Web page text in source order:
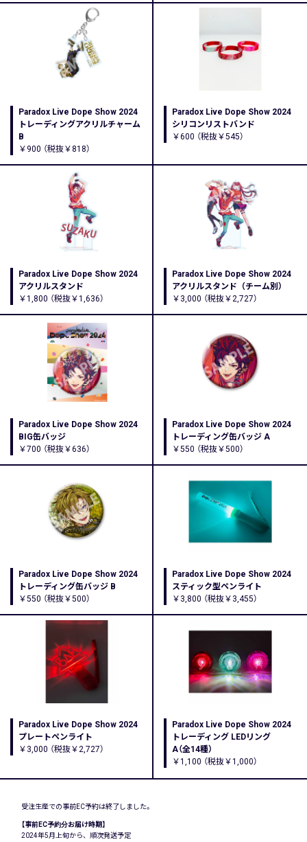
Paradox Live Dope Show 2024
トレーディングアクリルチャーム
B
￥900 （税抜￥818）
Paradox Live Dope Show 2024
シリコンリストバンド
￥600 （税抜￥545）
Paradox Live Dope Show 2024
アクリルスタンド
￥1,800 （税抜￥1,636）
Paradox Live Dope Show 2024
アクリルスタンド（チーム別）
￥3,000 （税抜￥2,727）
Paradox Live Dope Show 2024
BIG缶バッジ
￥700 （税抜￥636）
Paradox Live Dope Show 2024
トレーディング缶バッジ A
￥550 （税抜￥500）
Paradox Live Dope Show 2024
トレーディング缶バッジ B
￥550 （税抜￥500）
Paradox Live Dope Show 2024
スティック型ペンライト
￥3,800 （税抜￥3,455）
Paradox Live Dope Show 2024
プレートペンライト
￥3,000 （税抜￥2,727）
Paradox Live Dope Show 2024
トレーディング LEDリング
A（全14種）
￥1,100 （税抜￥1,000）
受注生産での事前EC予約は終了しました。
【事前EC予約分お届け時期】
2024年5月上旬から、順次発送予定